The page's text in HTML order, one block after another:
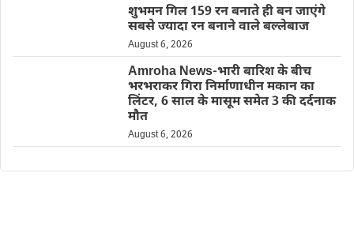
शुभमन गिल 159 रन बनाते ही बन जाएंगे
सबसे ज्यादा रन बनाने वाले बल्लेबाज
August 6, 2026
Amroha News-भारी बारिश के बीच
भरभराकर गिरा निर्माणाधीन मकान का
लिंटर, 6 साल के मासूम समेत 3 की दर्दनाक
मौत
August 6, 2026